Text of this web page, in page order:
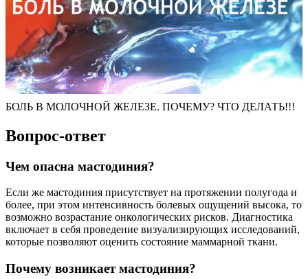
БОЛЬ В МОЛОЧНОЙ ЖЕЛЕЗЕ. ПОЧЕМУ? ЧТО ДЕЛАТЬ!!!
Вопрос-ответ
Чем опасна мастодиния?
Если же мастодиния присутствует на протяжении полугода и
более, при этом интенсивность болевых ощущений высока, то
возможно возрастание онкологических рисков. Диагностика
включает в себя проведение визуализирующих исследований,
которые позволяют оценить состояние маммарной ткани.
Почему возникает мастодиния?